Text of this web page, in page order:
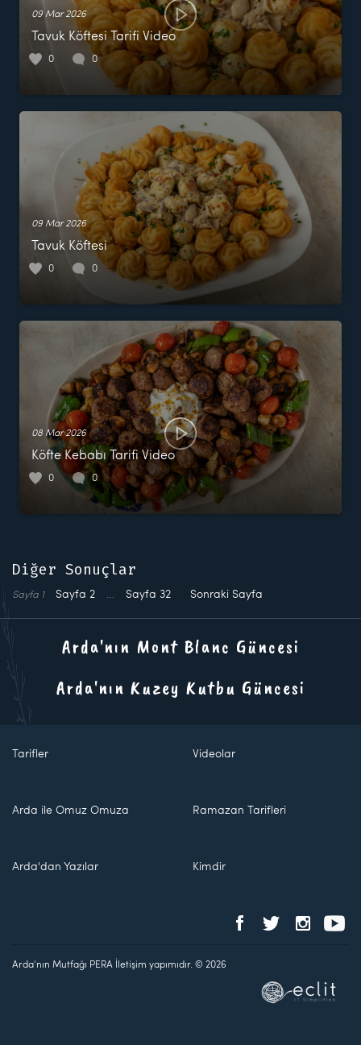
09 Mar 2026
Tavuk Köftesi Tarifi Video
0 0
09 Mar 2026
Tavuk Köftesi
0 0
08 Mar 2026
Köfte Kebabı Tarifi Video
0 0
Diğer Sonuçlar
Sayfa 1 Sayfa 2 … Sayfa 32 Sonraki Sayfa
Arda'nın Mont Blanc Güncesi
Arda'nın Kuzey Kutbu Güncesi
Tarifler Videolar
Arda ile Omuz Omuza Ramazan Tarifleri
Arda'dan Yazılar Kimdir
Arda'nın Mutfağı PERA İletişim yapımıdır. © 2026